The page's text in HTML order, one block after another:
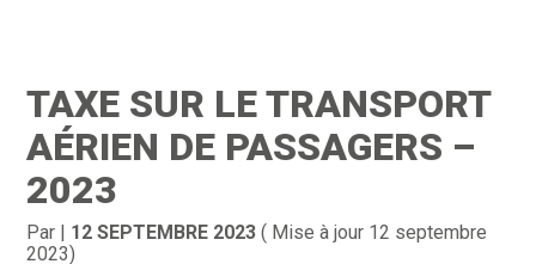
Gestion au quotidien
Pilotage d’entreprise
Compta
Juridique
TAXE SUR LE TRANSPORT
AÉRIEN DE PASSAGERS –
2023
Par | 12 SEPTEMBRE 2023 ( Mise à jour 12 septembre
2023)